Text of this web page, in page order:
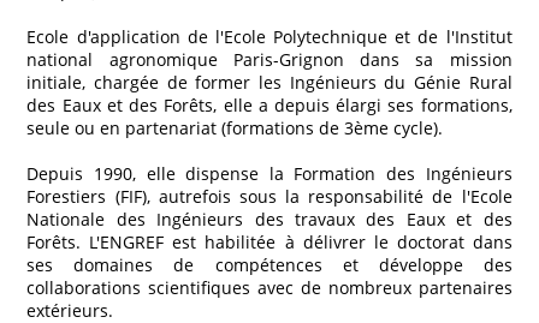
Ecole d'application de l'Ecole Polytechnique et de l'Institut
national agronomique Paris-Grignon dans sa mission
initiale, chargée de former les Ingénieurs du Génie Rural
des Eaux et des Forêts, elle a depuis élargi ses formations,
seule ou en partenariat (formations de 3ème cycle).
Depuis 1990, elle dispense la Formation des Ingénieurs
Forestiers (FIF), autrefois sous la responsabilité de l'Ecole
Nationale des Ingénieurs des travaux des Eaux et des
Forêts. L'ENGREF est habilitée à délivrer le doctorat dans
ses domaines de compétences et développe des
collaborations scientifiques avec de nombreux partenaires
extérieurs.